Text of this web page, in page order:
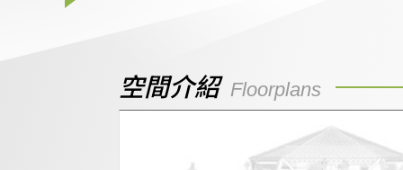
空間介紹 Floorplans